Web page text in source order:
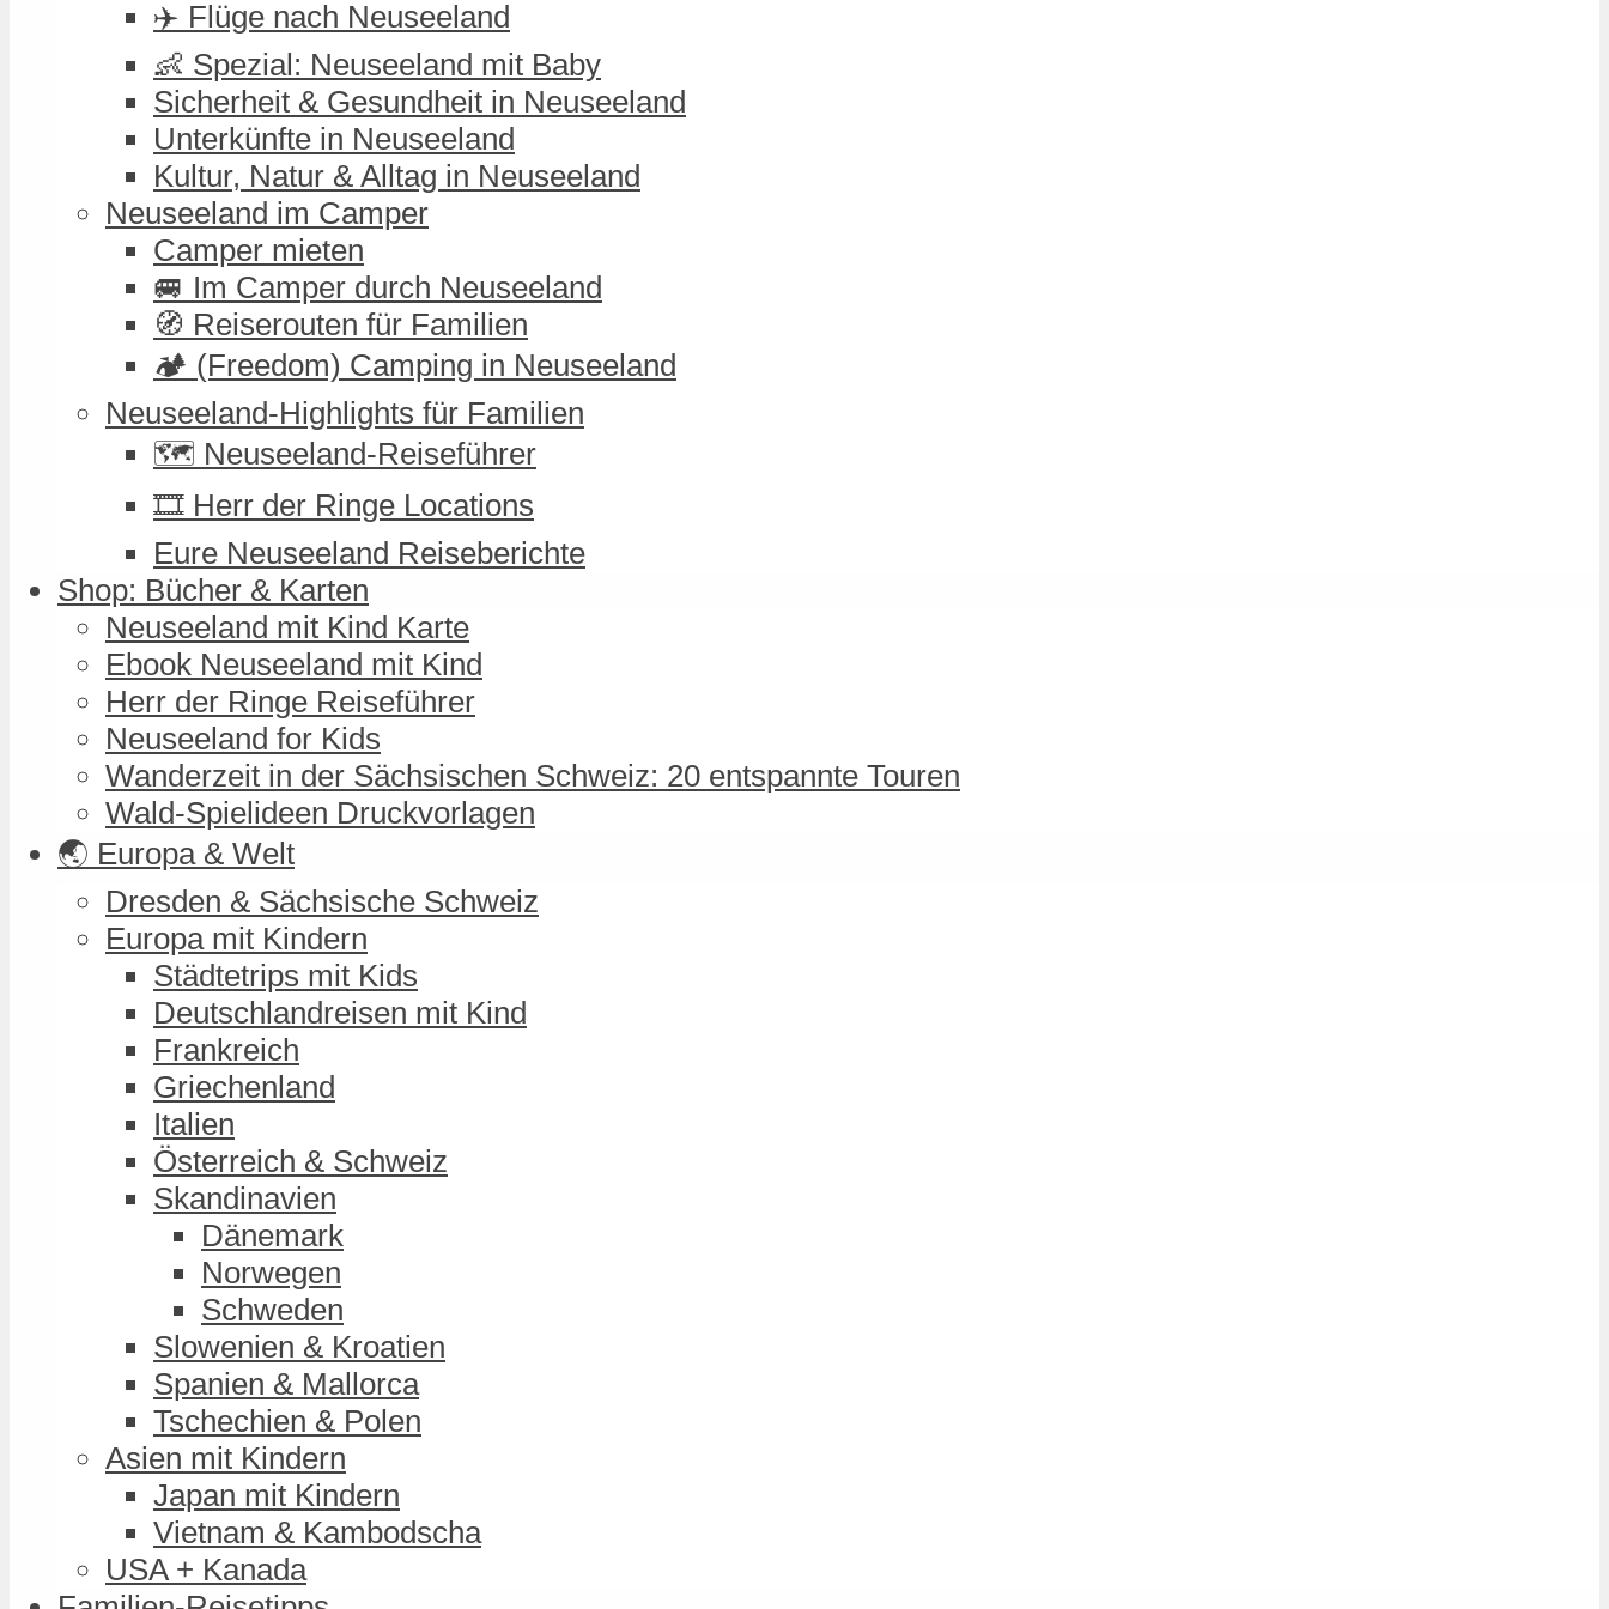
✈️ Flüge nach Neuseeland
👶 Spezial: Neuseeland mit Baby
Sicherheit & Gesundheit in Neuseeland
Unterkünfte in Neuseeland
Kultur, Natur & Alltag in Neuseeland
Neuseeland im Camper
Camper mieten
🚐 Im Camper durch Neuseeland
🧭 Reiserouten für Familien
🏕️ (Freedom) Camping in Neuseeland
Neuseeland-Highlights für Familien
🗺️ Neuseeland-Reiseführer
🎞️ Herr der Ringe Locations
Eure Neuseeland Reiseberichte
Shop: Bücher & Karten
Neuseeland mit Kind Karte
Ebook Neuseeland mit Kind
Herr der Ringe Reiseführer
Neuseeland for Kids
Wanderzeit in der Sächsischen Schweiz: 20 entspannte Touren
Wald-Spielideen Druckvorlagen
🌏 Europa & Welt
Dresden & Sächsische Schweiz
Europa mit Kindern
Städtetrips mit Kids
Deutschlandreisen mit Kind
Frankreich
Griechenland
Italien
Österreich & Schweiz
Skandinavien
Dänemark
Norwegen
Schweden
Slowenien & Kroatien
Spanien & Mallorca
Tschechien & Polen
Asien mit Kindern
Japan mit Kindern
Vietnam & Kambodscha
USA + Kanada